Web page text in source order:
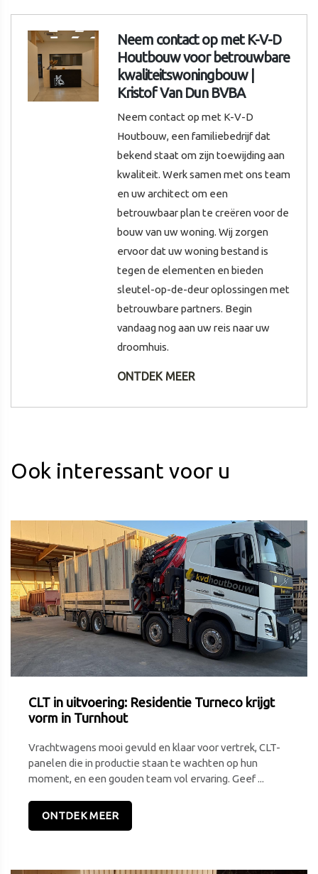
Neem contact op met K-V-D
Houtbouw voor betrouwbare
kwaliteitswoningbouw |
Kristof Van Dun BVBA
Neem contact op met K-V-D
Houtbouw, een familiebedrijf dat
bekend staat om zijn toewijding aan
kwaliteit. Werk samen met ons team
en uw architect om een
betrouwbaar plan te creëren voor de
bouw van uw woning. Wij zorgen
ervoor dat uw woning bestand is
tegen de elementen en bieden
sleutel-op-de-deur oplossingen met
betrouwbare partners. Begin
vandaag nog aan uw reis naar uw
droomhuis.
ONTDEK MEER
Ook interessant voor u
CLT in uitvoering: Residentie Turneco krijgt
vorm in Turnhout
Vrachtwagens mooi gevuld en klaar voor vertrek, CLT-
panelen die in productie staan te wachten op hun
moment, en een gouden team vol ervaring. Geef ...
ONTDEK MEER